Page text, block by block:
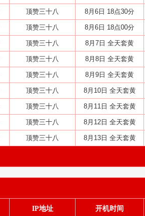
顶赞三十八 8月6日 18点30分
顶赞三十八 8月6日 18点00分
顶赞三十八 8月7日 全天套黄
顶赞三十八 8月8日 全天套黄
顶赞三十八 8月9日 全天套黄
顶赞三十八 8月10日 全天套黄
顶赞三十八 8月11日 全天套黄
顶赞三十八 8月12日 全天套黄
顶赞三十八 8月13日 全天套黄
IP地址 开机时间